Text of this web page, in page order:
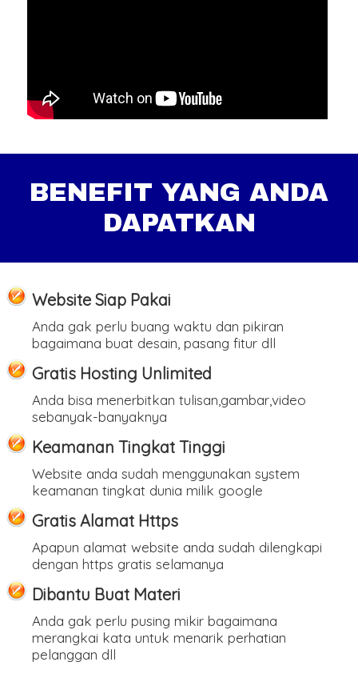
BENEFIT YANG ANDA
DAPATKAN
Website Siap Pakai
Anda gak perlu buang waktu dan pikiran
bagaimana buat desain, pasang fitur dll
Gratis Hosting Unlimited
Anda bisa menerbitkan tulisan,gambar,video
sebanyak-banyaknya
Keamanan Tingkat Tinggi
Website anda sudah menggunakan system
keamanan tingkat dunia milik google
Gratis Alamat Https
Apapun alamat website anda sudah dilengkapi
dengan https gratis selamanya
Dibantu Buat Materi
Anda gak perlu pusing mikir bagaimana
merangkai kata untuk menarik perhatian
pelanggan dll